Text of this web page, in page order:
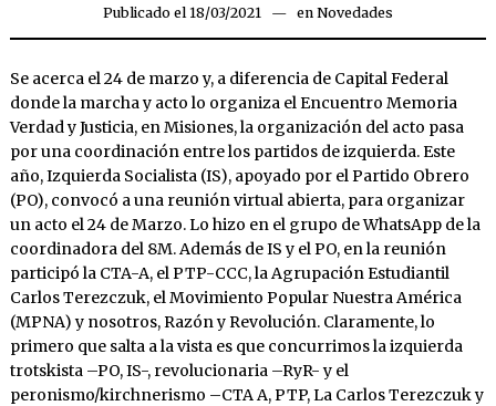
Publicado el 18/03/2021 18/03/2021
en Novedades
Se acerca el 24 de marzo y, a diferencia de Capital Federal
donde la marcha y acto lo organiza el Encuentro Memoria
Verdad y Justicia, en Misiones, la organización del acto pasa
por una coordinación entre los partidos de izquierda. Este
año, Izquierda Socialista (IS), apoyado por el Partido Obrero
(PO), convocó a una reunión virtual abierta, para organizar
un acto el 24 de Marzo. Lo hizo en el grupo de WhatsApp de la
coordinadora del 8M. Además de IS y el PO, en la reunión
participó la CTA-A, el PTP-CCC, la Agrupación Estudiantil
Carlos Terezczuk, el Movimiento Popular Nuestra América
(MPNA) y nosotros, Razón y Revolución. Claramente, lo
primero que salta a la vista es que concurrimos la izquierda
trotskista –PO, IS-, revolucionaria –RyR- y el
peronismo/kirchnerismo –CTA A, PTP, La Carlos Terezczuk y